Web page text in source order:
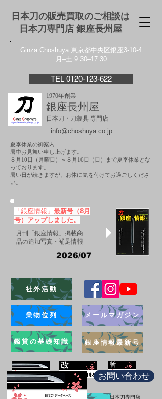
日本刀の販売買取のご相談は
日本刀専門店 銀座⻑州屋
Ginza Choshuya 東京都中央区銀座3-10-4
月–土 9:30–17:30
TEL 0120-123-622
1970年創業
銀座長州屋
日本刀・刀装具 専門店
info@choshuya.co.jp
夏季休業の御案内
暑中お見舞い申し上げます。
８月10日（月曜日）～８月16日（日）まで夏季休業とな
っております。
​暑い日が続きますが、お体に気を付けてお過ごしくださ
い。
「銀座情報」 最新号（8月
号）アップしました。
月刊「銀座情報」掲載商
品の追加写真・補足情報
2026/07
社外活動
業物位列
鑑賞の基礎知識
メールマガジン
銀座情報最新号
お問い合わせ
日本刀専門店